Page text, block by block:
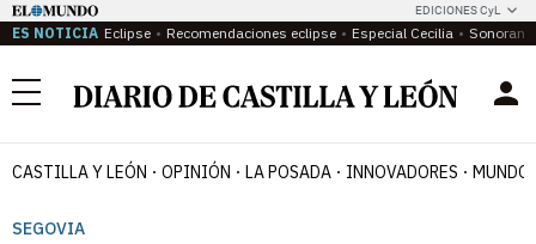
EDICIONES CyL
ES NOTICIA Eclipse Recomendaciones eclipse Especial Cecilia
Menú
CASTILLA Y LEÓN OPINIÓN LA POSADA INNOVADORES MUNDO
SEGOVIA